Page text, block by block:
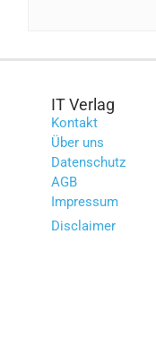
IT Verlag
Kontakt
Über uns
Datenschutz
AGB
Impressum
Disclaimer